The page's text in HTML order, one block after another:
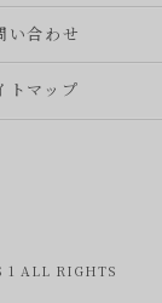
い合わせ
トマップ
1 ALL RIGHTS